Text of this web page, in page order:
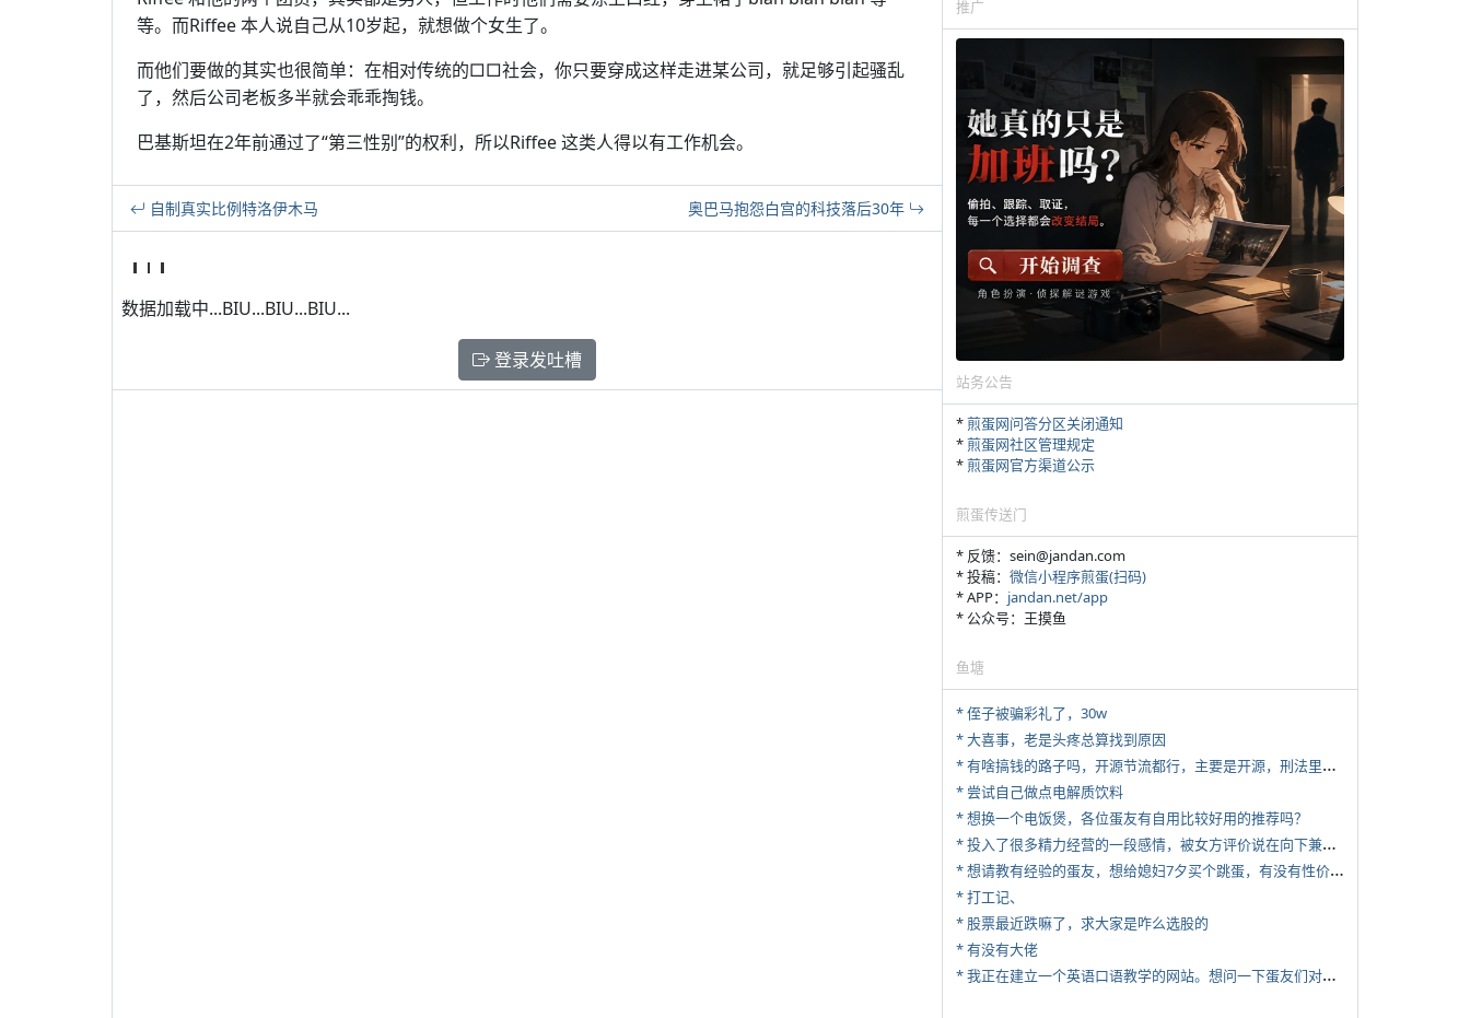
等。而Riffee 本人说自己从10岁起，就想做个女生了。
而他们要做的其实也很简单：在相对传统的□□社会，你只要穿成这样走进某公司，就足够引起骚乱
了，然后公司老板多半就会乖乖掏钱。
巴基斯坦在2年前通过了“第三性别”的权利，所以Riffee 这类人得以有工作机会。
自制真实比例特洛伊木马 奥巴马抱怨白宫的科技落后30年
数据加载中...BIU...BIU...BIU...
登录发吐槽
推广
站务公告
*煎蛋网问答分区关闭通知
*煎蛋网社区管理规定
*煎蛋网官方渠道公示
煎蛋传送门
* 反馈：sein@jandan.com
* 投稿： 微信小程序煎蛋(扫码)
* APP： jandan.net/app
* 公众号：王摸鱼
鱼塘
* 侄子被骗彩礼了，30w
* 大喜事，老是头疼总算找到原因
*
有啥搞钱的路子吗，开源节流都行，主要是开源，刑法里的咱不做
* 尝试自己做点电解质饮料
* 想换一个电饭煲，各位蛋友有自用比较好用的推荐吗？
*
投入了很多精力经营的一段感情，被女方评价说在向下兼容我，感觉有点破防
*
想请教有经验的蛋友，想给媳妇7夕买个跳蛋，有没有性价比高的推荐
* 打工记、
* 股票最近跌嘛了，求大家是咋么选股的
* 有没有大佬
*
我正在建立一个英语口语教学的网站。想问一下蛋友们对这类教学机构或网站的痛点。